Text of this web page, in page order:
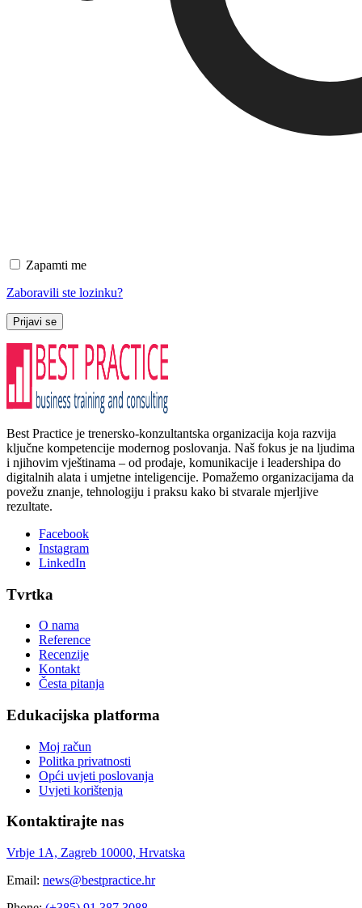
Zapamti me
Zaboravili ste lozinku?
Prijavi se
Best Practice je trenersko-konzultantska organizacija koja razvija
ključne kompetencije modernog poslovanja. Naš fokus je na ljudima
i njihovim vještinama – od prodaje, komunikacije i leadershipa do
digitalnih alata i umjetne inteligencije. Pomažemo organizacijama da
povežu znanje, tehnologiju i praksu kako bi stvarale mjerljive
rezultate.
Facebook
Instagram
LinkedIn
Tvrtka
O nama
Reference
Recenzije
Kontakt
Česta pitanja
Edukacijska platforma
Moj račun
Politka privatnosti
Opći uvjeti poslovanja
Uvjeti korištenja
Kontaktirajte nas
Vrbje 1A, Zagreb 10000, Hrvatska
Email: news@bestpractice.hr